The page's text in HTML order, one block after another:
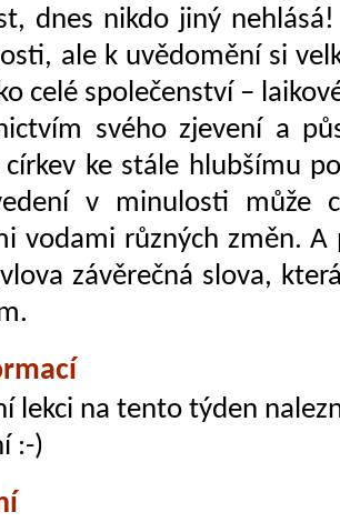
dnes nikdo jiný
ale k uvědomění si
celé společenství –
svého zjevení a
ke stále hlubšímu
v minulosti může
vodami různých změn.
závěrečná slova,
lekci na tento týden
:-)